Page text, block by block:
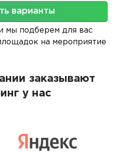
варианты
мы подберем для вас
на мероприятие
заказывают
у нас